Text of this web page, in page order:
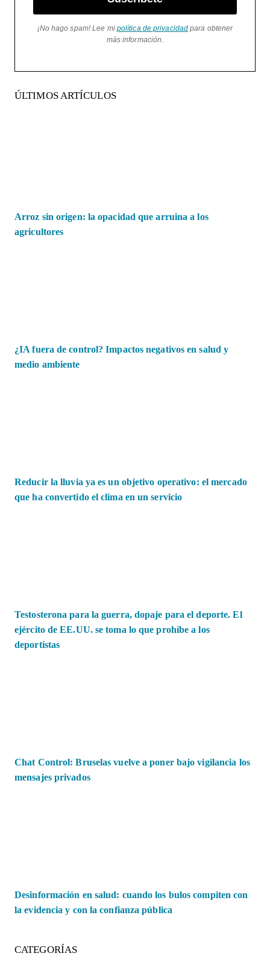
¡No hago spam! Lee mi política de privacidad para obtener
más información.
ÚLTIMOS ARTÍCULOS
Arroz sin origen: la opacidad que arruina a los
agricultores
¿IA fuera de control? Impactos negativos en salud y
medio ambiente
Reducir la lluvia ya es un objetivo operativo: el mercado
que ha convertido el clima en un servicio
Testosterona para la guerra, dopaje para el deporte. El
ejército de EE.UU. se toma lo que prohíbe a los
deportistas
Chat Control: Bruselas vuelve a poner bajo vigilancia los
mensajes privados
Desinformación en salud: cuando los bulos compiten con
la evidencia y con la confianza pública
CATEGORÍAS